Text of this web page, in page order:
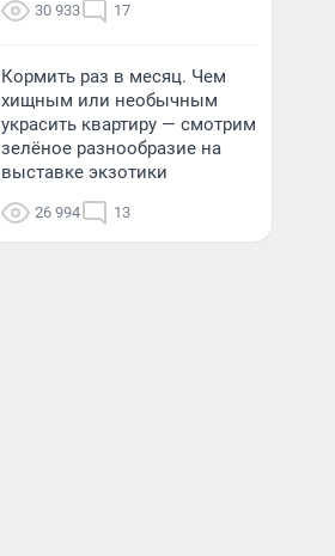
30 933 17
Кормить раз в месяц. Чем
хищным или необычным
украсить квартиру — смотрим
зелёное разнообразие на
выставке экзотики
26 994 13